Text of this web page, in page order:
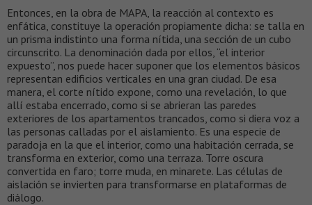
Entonces, en la obra de MAPA, la reacción al contexto es
enfática, constituye la operación propiamente dicha: se talla en
un prisma indistinto una forma nítida, una sección de un cubo
circunscrito. La denominación dada por ellos, “el interior
expuesto”, nos puede hacer suponer que los elementos básicos
representan edificios verticales en una gran ciudad. De esa
manera, el corte nítido expone, como una revelación, lo que
allí estaba encerrado, como si se abrieran las paredes
exteriores de los apartamentos trancados, como si diera voz a
las personas calladas por el aislamiento. Es una especie de
paradoja en la que el interior, como una habitación cerrada, se
transforma en exterior, como una terraza. Torre oscura
convertida en faro; torre muda, en minarete. Las células de
aislación se invierten para transformarse en plataformas de
diálogo.